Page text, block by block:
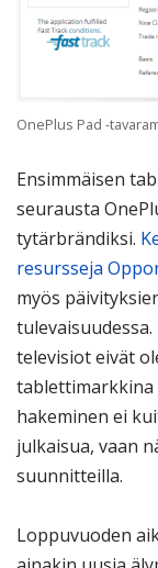
OnePlus Pad -
Ensimmäisen
seurausta
tytärbrändiksi.
resursseja
myös
televisiot eivät
tablettimarkkina
hakeminen ei
julkaisua, vaan
suunnitteilla.
Loppuvuoden